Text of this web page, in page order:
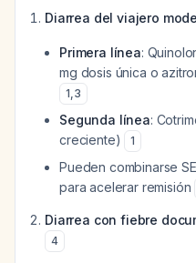
Diarrea del viajero
Primera línea:
mg dosis única o
1,3
Segunda línea:
creciente)
1
Pueden combinarse
para acelerar remisión
Diarrea con fiebre
4